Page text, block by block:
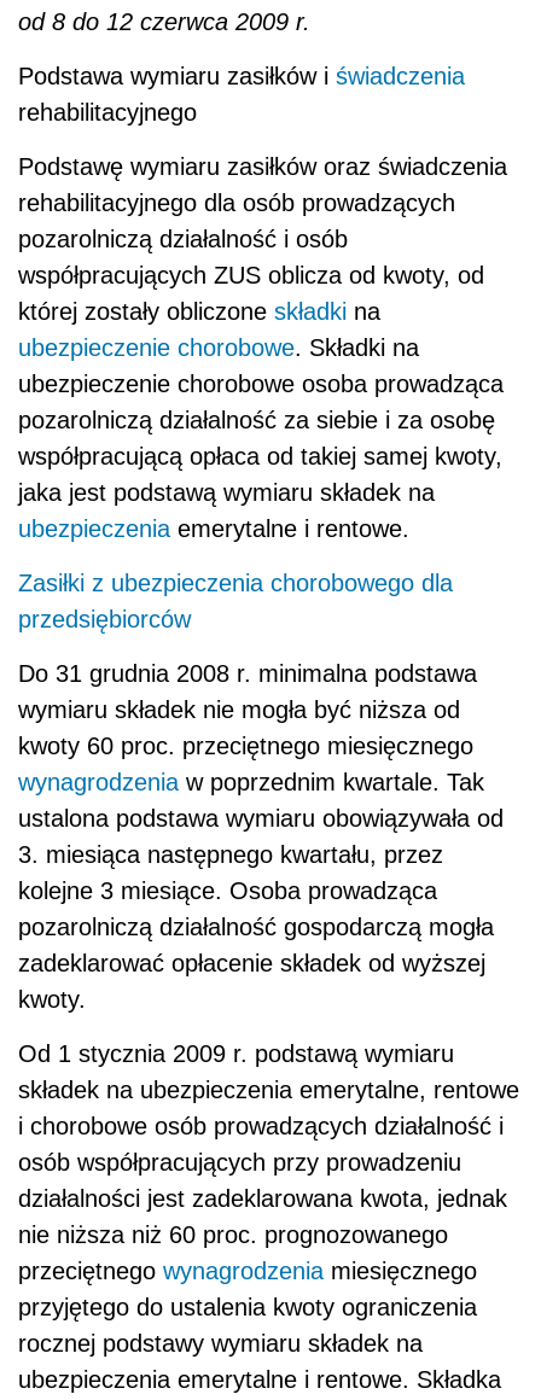
od 8 do 12 czerwca 2009 r.
Podstawa wymiaru zasiłków i świadczenia
rehabilitacyjnego
Podstawę wymiaru zasiłków oraz świadczenia
rehabilitacyjnego dla osób prowadzących
pozarolniczą działalność i osób
współpracujących ZUS oblicza od kwoty, od
której zostały obliczone składki na
ubezpieczenie chorobowe. Składki na
ubezpieczenie chorobowe osoba prowadząca
pozarolniczą działalność za siebie i za osobę
współpracującą opłaca od takiej samej kwoty,
jaka jest podstawą wymiaru składek na
ubezpieczenia emerytalne i rentowe.
Zasiłki z ubezpieczenia chorobowego dla
przedsiębiorców
Do 31 grudnia 2008 r. minimalna podstawa
wymiaru składek nie mogła być niższa od
kwoty 60 proc. przeciętnego miesięcznego
wynagrodzenia w poprzednim kwartale. Tak
ustalona podstawa wymiaru obowiązywała od
3. miesiąca następnego kwartału, przez
kolejne 3 miesiące. Osoba prowadząca
pozarolniczą działalność gospodarczą mogła
zadeklarować opłacenie składek od wyższej
kwoty.
Od 1 stycznia 2009 r. podstawą wymiaru
składek na ubezpieczenia emerytalne, rentowe
i chorobowe osób prowadzących działalność i
osób współpracujących przy prowadzeniu
działalności jest zadeklarowana kwota, jednak
nie niższa niż 60 proc. prognozowanego
przeciętnego wynagrodzenia miesięcznego
przyjętego do ustalenia kwoty ograniczenia
rocznej podstawy wymiaru składek na
ubezpieczenia emerytalne i rentowe. Składka